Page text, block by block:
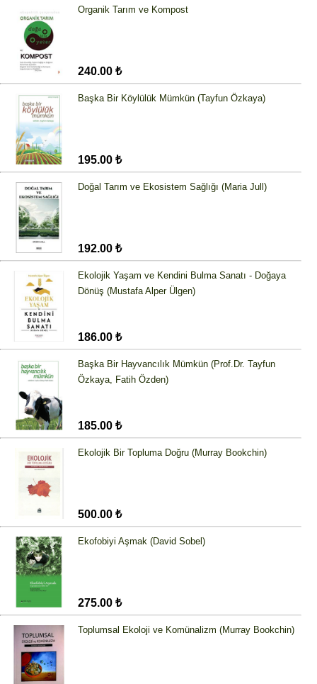
Organik Tarım ve Kompost
240.00 ₺
Başka Bir Köylülük Mümkün (Tayfun Özkaya)
195.00 ₺
Doğal Tarım ve Ekosistem Sağlığı (Maria Jull)
192.00 ₺
Ekolojik Yaşam ve Kendini Bulma Sanatı - Doğaya
Dönüş (Mustafa Alper Ülgen)
186.00 ₺
Başka Bir Hayvancılık Mümkün (Prof.Dr. Tayfun
Özkaya, Fatih Özden)
185.00 ₺
Ekolojik Bir Topluma Doğru (Murray Bookchin)
500.00 ₺
Ekofobiyi Aşmak (David Sobel)
275.00 ₺
Toplumsal Ekoloji ve Komünalizm (Murray Bookchin)